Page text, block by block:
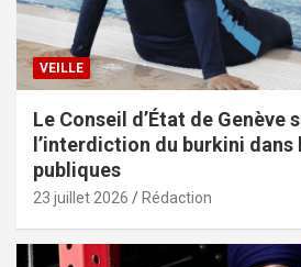
VEILLE
Le Conseil d’État de Genève
l’interdiction du burkini dans
publiques
23 juillet 2026 Rédaction